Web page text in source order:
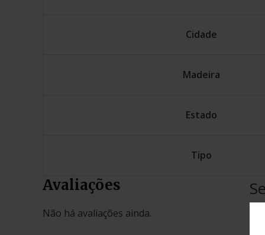
Cidade
Madeira
Estado
Tipo
Avaliações
Não há avaliações ainda.